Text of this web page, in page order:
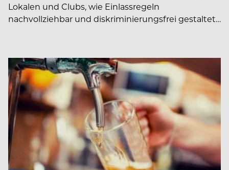
Lokalen und Clubs, wie Einlassregeln
nachvollziehbar und diskriminierungsfrei gestaltet…